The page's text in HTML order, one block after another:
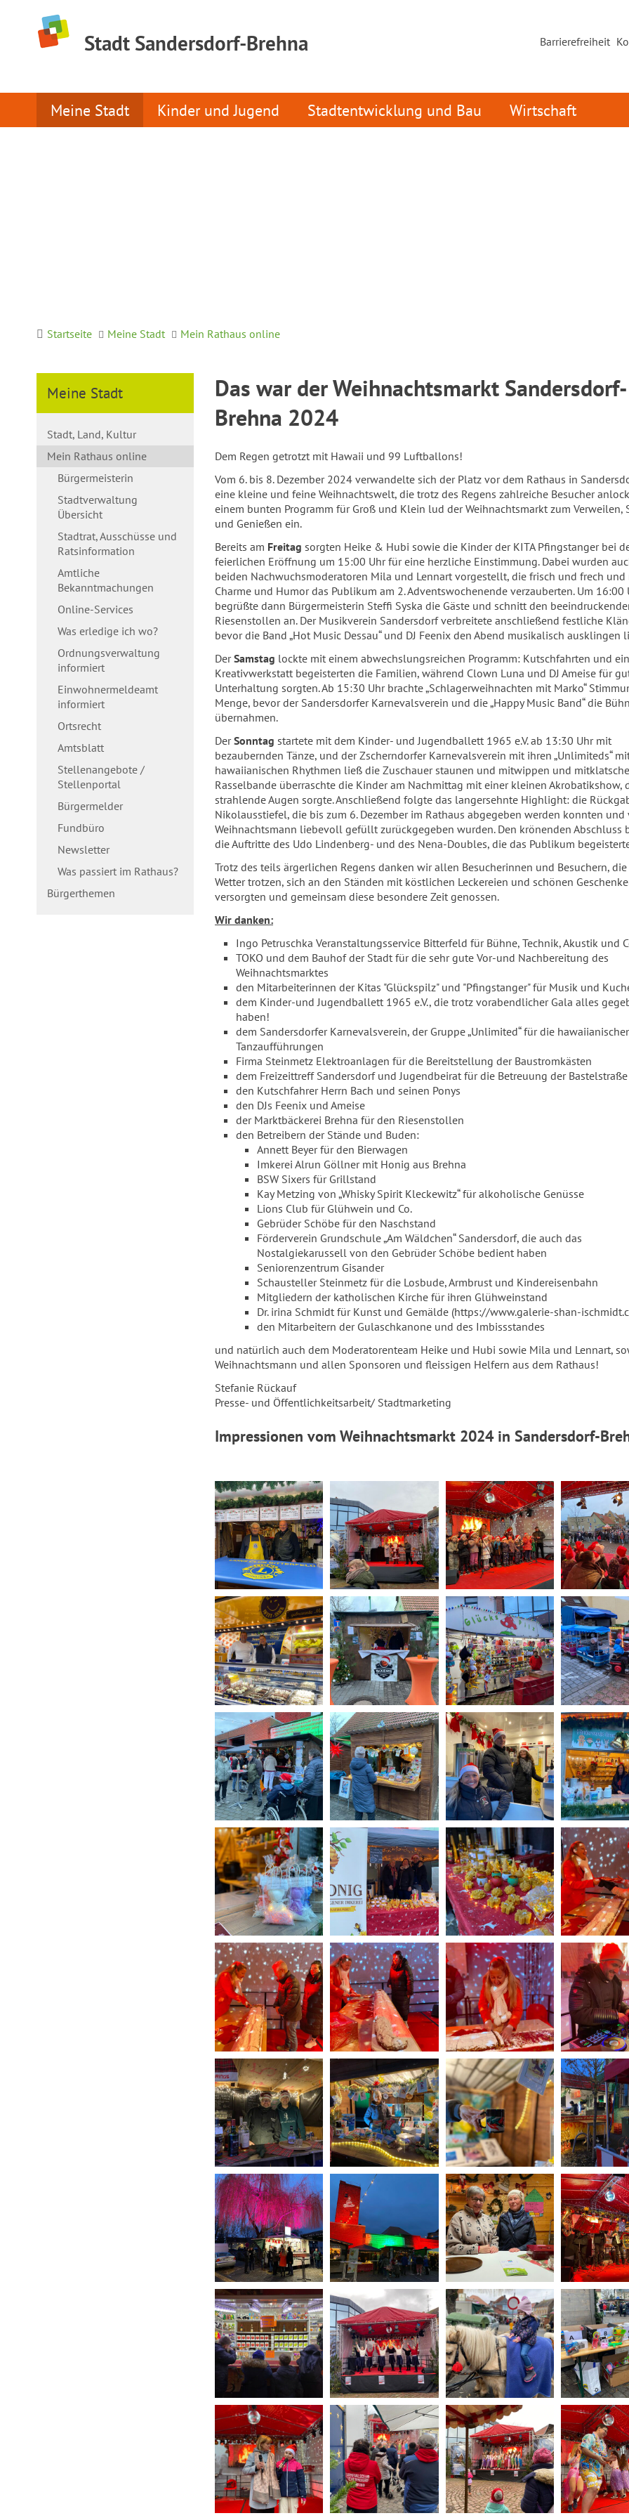
Stadt Sandersdorf-Brehna Barrierefreiheit
Meine Stadt Kinder und Jugend Stadtentwicklung und Bau Wirtschaft
Startseite Meine Stadt Mein Rathaus online
Meine Stadt
Stadt, Land, Kultur
Mein Rathaus online
Bürgermeisterin
Stadtverwaltung
Übersicht
Stadtrat, Ausschüsse und
Ratsinformation
Amtliche
Bekanntmachungen
Online-Services
Was erledige ich wo?
Ordnungsverwaltung
informiert
Einwohnermeldeamt
informiert
Ortsrecht
Amtsblatt
Stellenangebote /
Stellenportal
Bürgermelder
Fundbüro
Newsletter
Was passiert im Rathaus?
Bürgerthemen
Das war der Weihnachtsmarkt Sandersdorf-
Brehna 2024
Dem Regen getrotzt mit Hawaii und 99 Luftballons!
Vom 6. bis 8. Dezember 2024 verwandelte sich der Platz vor dem Rathaus in
eine kleine und feine Weihnachtswelt, die trotz des Regens zahlreiche Besucher
einem bunten Programm für Groß und Klein lud der Weihnachtsmarkt zum Verweilen,
und Genießen ein.
Bereits am Freitag sorgten Heike & Hubi sowie die Kinder der KITA Pfingstanger bei
feierlichen Eröffnung um 15:00 Uhr für eine herzliche Einstimmung. Dabei wurden
beiden Nachwuchsmoderatoren Mila und Lennart vorgestellt, die frisch und frech und
Charme und Humor das Publikum am 2. Adventswochenende verzauberten. Um 16:00
begrüßte dann Bürgermeisterin Steffi Syska die Gäste und schnitt den
Riesenstollen an. Der Musikverein Sandersdorf verbreitete anschließend festliche
bevor die Band „Hot Music Dessau“ und DJ Feenix den Abend musikalisch ausklingen
DerSamstag lockte mit einem abwechslungsreichen Programm: Kutschfahrten und
Kreativwerkstatt begeisterten die Familien, während Clown Luna und DJ Ameise für
Unterhaltung sorgten. Ab 15:30 Uhr brachte „Schlagerweihnachten mit Marko“
Menge, bevor der Sandersdorfer Karnevalsverein und die „Happy Music Band“ die
übernahmen.
DerSonntag startete mit dem Kinder- und Jugendballett 1965 e.V. ab 13:30 Uhr mit
bezaubernden Tänze, und der Zscherndorfer Karnevalsverein mit ihren „Unlimiteds“
hawaiianischen Rhythmen ließ die Zuschauer staunen und mitwippen und
Rasselbande überraschte die Kinder am Nachmittag mit einer kleinen Akrobatikshow,
strahlende Augen sorgte. Anschließend folgte das langersehnte Highlight: die
Nikolausstiefel, die bis zum 6. Dezember im Rathaus abgegeben werden konnten und
Weihnachtsmann liebevoll gefüllt zurückgegeben wurden. Den krönenden Abschluss
die Auftritte des Udo Lindenberg- und des Nena-Doubles, die das Publikum
Trotz des teils ärgerlichen Regens danken wir allen Besucherinnen und Besuchern,
Wetter trotzen, sich an den Ständen mit köstlichen Leckereien und schönen
versorgten und gemeinsam diese besondere Zeit genossen.
Wir danken:
Ingo Petruschka Veranstaltungsservice Bitterfeld für Bühne, Technik, Akustik und
TOKO und dem Bauhof der Stadt für die sehr gute Vor-und Nachbereitung des
Weihnachtsmarktes
den Mitarbeiterinnen der Kitas "Glückspilz" und "Pfingstanger" für Musik und
dem Kinder-und Jugendballett 1965 e.V., die trotz vorabendlicher Gala alles
haben!
dem Sandersdorfer Karnevalsverein, der Gruppe „Unlimited“ für die
Tanzaufführungen
Firma Steinmetz Elektroanlagen für die Bereitstellung der Baustromkästen
dem Freizeittreff Sandersdorf und Jugendbeirat für die Betreuung der Bastelstraße
den Kutschfahrer Herrn Bach und seinen Ponys
den DJs Feenix und Ameise
der Marktbäckerei Brehna für den Riesenstollen
den Betreibern der Stände und Buden:
Annett Beyer für den Bierwagen
Imkerei Alrun Göllner mit Honig aus Brehna
BSW Sixers für Grillstand
Kay Metzing von „Whisky Spirit Kleckewitz“ für alkoholische Genüsse
Lions Club für Glühwein und Co.
Gebrüder Schöbe für den Naschstand
Förderverein Grundschule „Am Wäldchen“ Sandersdorf, die auch das
Nostalgiekarussell von den Gebrüder Schöbe bedient haben
Seniorenzentrum Gisander
Schausteller Steinmetz für die Losbude, Armbrust und Kindereisenbahn
Mitgliedern der katholischen Kirche für ihren Glühweinstand
Dr. irina Schmidt für Kunst und Gemälde (https://www.galerie-shan-
den Mitarbeitern der Gulaschkanone und des Imbissstandes
und natürlich auch dem Moderatorenteam Heike und Hubi sowie Mila und Lennart,
Weihnachtsmann und allen Sponsoren und fleissigen Helfern aus dem Rathaus!
Stefanie Rückauf
Presse- und Öffentlichkeitsarbeit/ Stadtmarketing
Impressionen vom Weihnachtsmarkt 2024 in Sandersdorf-